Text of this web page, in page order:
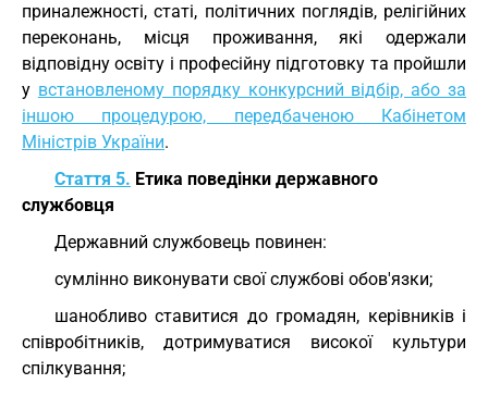
приналежності, статі, політичних поглядів, релігійних
переконань, місця проживання, які одержали
відповідну освіту і професійну підготовку та пройшли
у встановленому порядку конкурсний відбір, або за
іншою процедурою, передбаченою Кабінетом
Міністрів України.
Стаття 5. Етика поведінки державного
службовця
Державний службовець повинен:
сумлінно виконувати свої службові обов'язки;
шанобливо ставитися до громадян, керівників і
співробітників, дотримуватися високої культури
спілкування;